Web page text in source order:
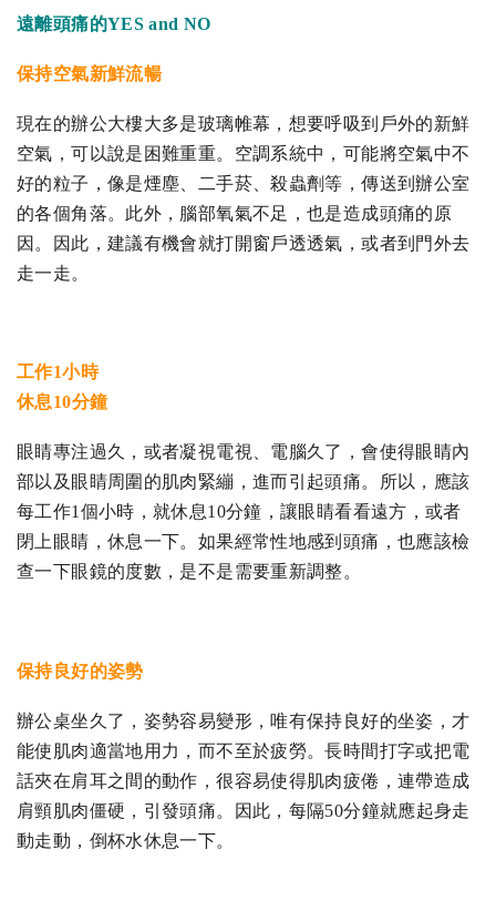
遠離頭痛的YES and NO
保持空氣新鮮流暢
現在的辦公大樓大多是玻璃帷幕，想要呼吸到戶外的新鮮
空氣，可以說是困難重重。空調系統中，可能將空氣中不
好的粒子，像是煙塵、二手菸、殺蟲劑等，傳送到辦公室
的各個角落。此外，腦部氧氣不足，也是造成頭痛的原
因。因此，建議有機會就打開窗戶透透氣，或者到門外去
走一走。
工作1小時
休息10分鐘
眼睛專注過久，或者凝視電視、電腦久了，會使得眼睛內
部以及眼睛周圍的肌肉緊繃，進而引起頭痛。所以，應該
每工作1個小時，就休息10分鐘，讓眼睛看看遠方，或者
閉上眼睛，休息一下。如果經常性地感到頭痛，也應該檢
查一下眼鏡的度數，是不是需要重新調整。
保持良好的姿勢
辦公桌坐久了，姿勢容易變形，唯有保持良好的坐姿，才
能使肌肉適當地用力，而不至於疲勞。長時間打字或把電
話夾在肩耳之間的動作，很容易使得肌肉疲倦，連帶造成
肩頸肌肉僵硬，引發頭痛。因此，每隔50分鐘就應起身走
動走動，倒杯水休息一下。